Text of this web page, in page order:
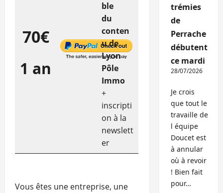
70€
1 an
ble
du
conten
u de
Lyon
Pôle
Immo
+
inscripti
on à la
newslett
er
Vous êtes une entreprise, une
trémies
de
Perrache
débutent
ce mardi
28/07/2026
Je crois
que tout le
travaille de
l équipe
Doucet est
à annular
où à revoir
! Bien fait
pour…